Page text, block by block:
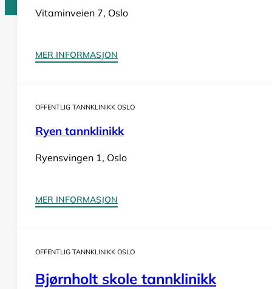
Vitaminveien 7, Oslo
MER INFORMASJON
OFFENTLIG TANNKLINIKK OSLO
Ryen tannklinikk
Ryensvingen 1, Oslo
MER INFORMASJON
OFFENTLIG TANNKLINIKK OSLO
Bjørnholt skole tannklinikk
Design og utvikling avNowhere